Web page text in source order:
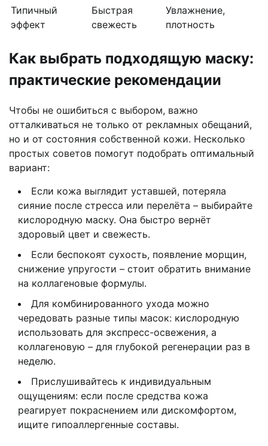
Типичный
эффект
Быстрая
свежесть
Увлажнение,
плотность
Как выбрать подходящую маску:
практические рекомендации
Чтобы не ошибиться с выбором, важно
отталкиваться не только от рекламных обещаний,
но и от состояния собственной кожи. Несколько
простых советов помогут подобрать оптимальный
вариант:
Если кожа выглядит уставшей, потеряла
сияние после стресса или перелёта – выбирайте
кислородную маску. Она быстро вернёт
здоровый цвет и свежесть.
Если беспокоят сухость, появление морщин,
снижение упругости – стоит обратить внимание
на коллагеновые формулы.
Для комбинированного ухода можно
чередовать разные типы масок: кислородную
использовать для экспресс-освежения, а
коллагеновую – для глубокой регенерации раз в
неделю.
Прислушивайтесь к индивидуальным
ощущениям: если после средства кожа
реагирует покраснением или дискомфортом,
ищите гипоаллергенные составы.